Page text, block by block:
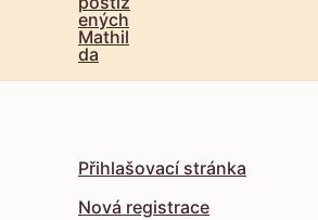
Přihlašovací stránka
Nová registrace